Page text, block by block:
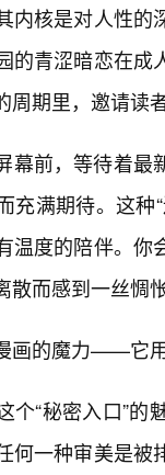
内核是对人性
的青涩暗恋在
周期里，邀请读
幕前，等待着
充满期待。这
温度的陪伴。
散而感到一丝惆
画的魔力——它
个“秘密入口”
何一种审美是